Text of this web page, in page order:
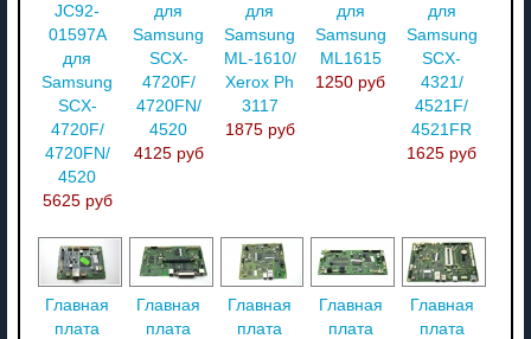
JC92-
01597A
для
Samsung
SCX-
4720F/
4720FN/
4520
5625 руб
для
Samsung
SCX-
4720F/
4720FN/
4520
4125 руб
для
Samsung
ML-1610/
Xerox Ph
3117
1875 руб
для
Samsung
ML1615
1250 руб
для
Samsung
SCX-
4321/
4521F/
4521FR
1625 руб
Главная
плата
Главная
плата
Главная
плата
Главная
плата
Главная
плата